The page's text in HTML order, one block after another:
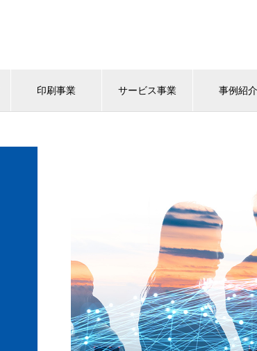
印刷事業 サービス事業 事例紹介